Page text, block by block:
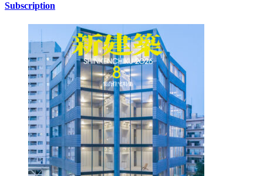
Subscription